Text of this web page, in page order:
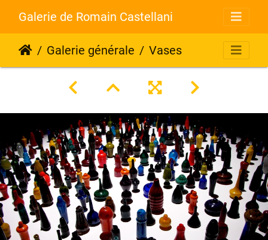
Galerie de Romain Castellani
Galerie générale Vases